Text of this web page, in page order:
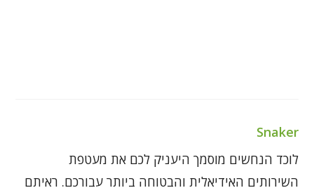
Snaker
לוכד הנחשים מוסמך היעניק לכם את מעטפת
השירותים האידיאלית והבטוחה ביותר עבורכם. ראיתם